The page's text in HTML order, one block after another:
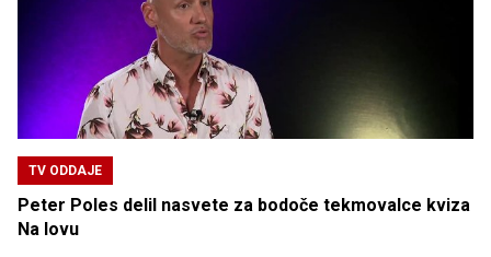
TV ODDAJE
Peter Poles delil nasvete za bodoče tekmovalce kviza
Na lovu